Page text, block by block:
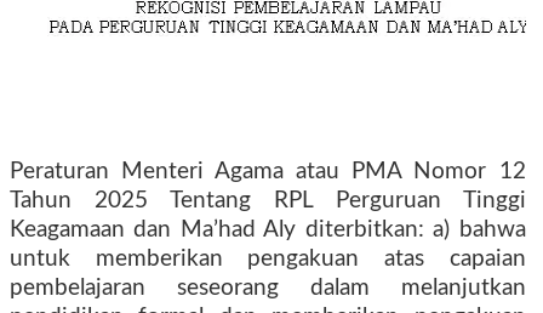
Peraturan Menteri Agama atau PMA Nomor 12
Tahun 2025 Tentang RPL Perguruan Tinggi
Keagamaan dan Ma’had Aly diterbitkan: a) bahwa
untuk memberikan pengakuan atas capaian
pembelajaran seseorang dalam melanjutkan